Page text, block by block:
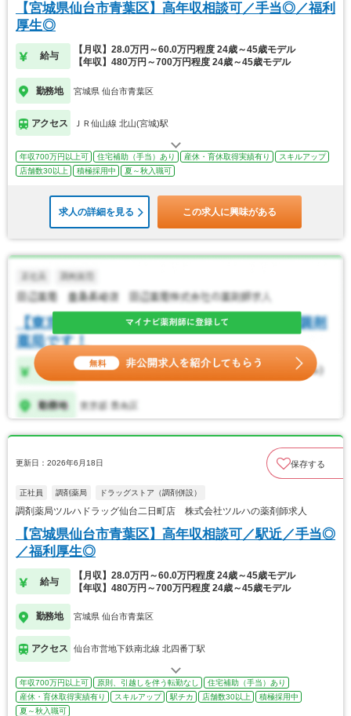
【宮城県仙台市青葉区】高年収相談可／手当◎／福利
厚生◎
給与
【月収】28.0万円～60.0万円程度 24歳～45歳モデル
【年収】480万円～700万円程度 24歳～45歳モデル
勤務地 宮城県 仙台市青葉区
アクセス ＪＲ仙山線 北山(宮城)駅
年収700万円以上可 住宅補助（手当）あり 産休・育休取得実績有り
スキルアップ
店舗数30以上
積極採用中 夏～秋入職可
求人の詳細を見る この求人に興味がある
更新日：2026年6月18日 保存する
正社員 調剤薬局 ドラッグストア（調剤併設）
調剤薬局ツルハドラッグ仙台二日町店 株式会社ツルハの薬剤師求人
【宮城県仙台市青葉区】高年収相談可／駅近／手当◎
／福利厚生◎
給与
【月収】28.0万円～60.0万円程度 24歳～45歳モデル
【年収】480万円～700万円程度 24歳～45歳モデル
勤務地 宮城県 仙台市青葉区
アクセス 仙台市営地下鉄南北線 北四番丁駅
年収700万円以上可 原則、引越しを伴う転勤なし
住宅補助（手当）あり
産休・育休取得実績有り
スキルアップ 駅チカ 店舗数30以上
積極採用中
夏～秋入職可